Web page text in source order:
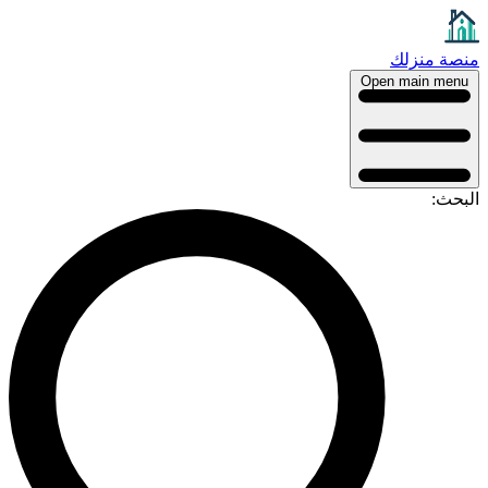
منزلك
Open main menu